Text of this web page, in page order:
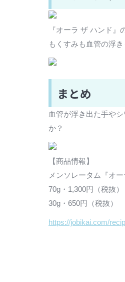
『オーラ ザ ハンド
もくすみも血管の浮
まとめ
血管が浮き出た手や
か？
【商品情報】
メンソレータム『オー
70g・1,300円（税抜）
30g・650円（税抜）
https://jobikai.com/